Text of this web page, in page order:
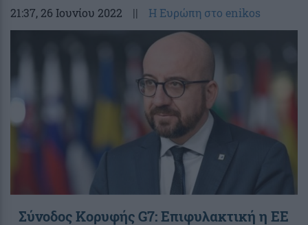
21:37, 26 Ιουνίου 2022 || Η Ευρώπη στο enikos
Σύνοδος Κορυφής G7: Επιφυλακτική η ΕΕ